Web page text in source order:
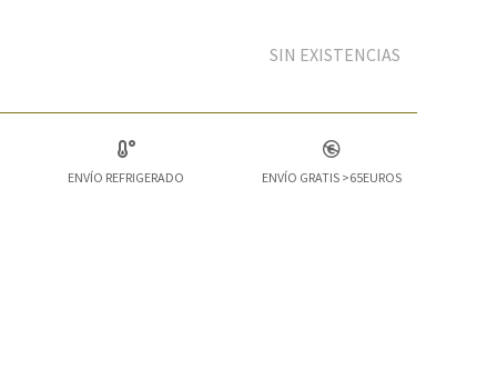
SIN EXISTENCIAS
ENVÍO REFRIGERADO ENVÍO GRATIS >65EUROS